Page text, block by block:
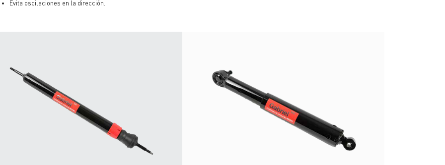
Evita oscilaciones en la dirección.